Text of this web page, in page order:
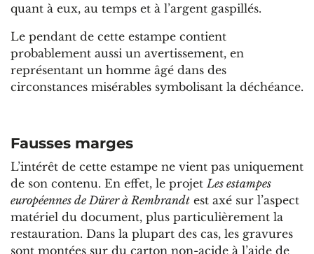
quant à eux, au temps et à l’argent gaspillés.
Le pendant de cette estampe contient
probablement aussi un avertissement, en
représentant un homme âgé dans des
circonstances misérables symbolisant la déchéance.
Fausses marges
L’intérêt de cette estampe ne vient pas uniquement
de son contenu. En effet, le projet Les estampes
européennes de Dürer à Rembrandt est axé sur l’aspect
matériel du document, plus particulièrement la
restauration. Dans la plupart des cas, les gravures
sont montées sur du carton non-acide à l’aide de